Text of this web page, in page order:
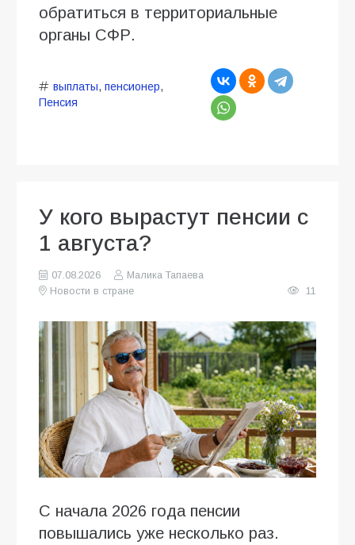
обратиться в территориальные
органы СФР.
выплаты, пенсионер,
Пенсия
У кого вырастут пенсии с
1 августа?
07.08.2026
Малика Тапаева
Новости в стране
11
С начала 2026 года пенсии
повышались уже несколько раз.